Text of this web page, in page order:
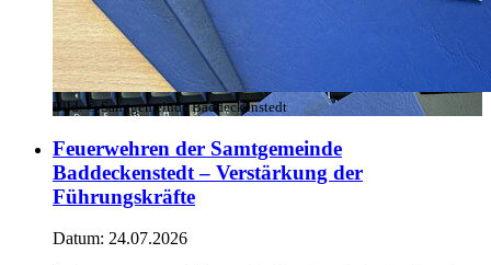
Bild:© Samtgemeinde Baddeckenstedt
Feuerwehren der Samtgemeinde
Baddeckenstedt – Verstärkung der
Führungskräfte
Datum: 24.07.2026